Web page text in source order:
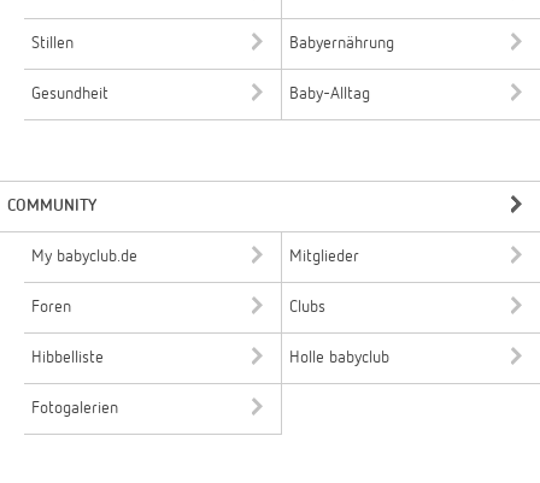
Stillen Babyernährung
Gesundheit Baby-Alltag
COMMUNITY
My babyclub.de Mitglieder
Foren Clubs
Hibbelliste Holle babyclub
Fotogalerien